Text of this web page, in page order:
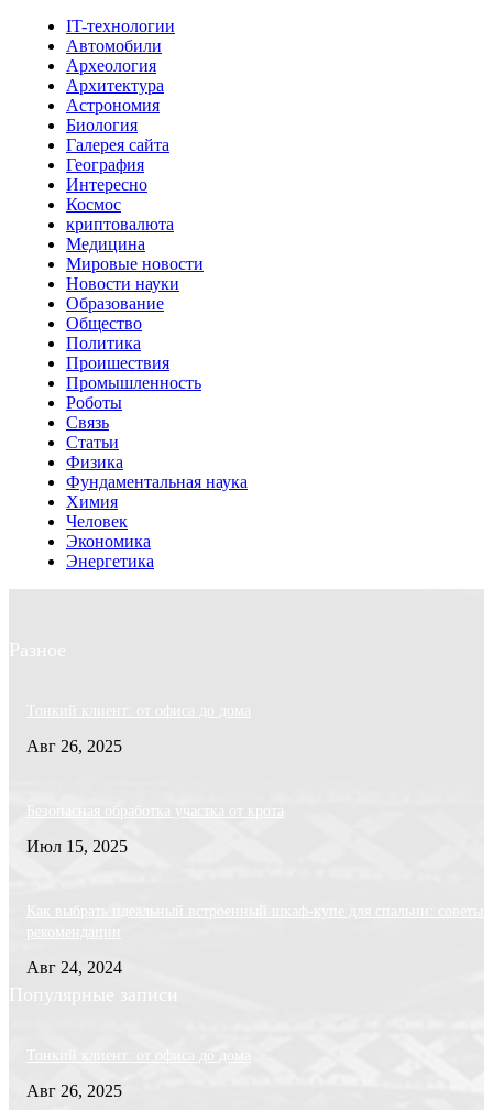
IT-технологии
Автомобили
Археология
Архитектура
Астрономия
Биология
Галерея сайта
География
Интересно
Космос
криптовалюта
Медицина
Мировые новости
Новости науки
Образование
Общество
Политика
Проишествия
Промышленность
Роботы
Связь
Статьи
Физика
Фундаментальная наука
Химия
Человек
Экономика
Энергетика
Разное
Тонкий клиент: от офиса до дома
Авг 26, 2025
Безопасная обработка участка от крота
Июл 15, 2025
Как выбрать идеальный встроенный шкаф-купе для спальни: советы
рекомендации
Авг 24, 2024
Популярные записи
Тонкий клиент: от офиса до дома
Авг 26, 2025